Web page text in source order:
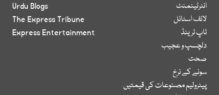
انٹرٹینمنٹ
لائف اسٹائل
ٹاپ ٹرینڈ
دلچسپ و عجیب
صحت
سونے کے نرخ
پیٹرولیم مصنوعات کی قیمتیں
Urdu Blogs
The Express Tribune
Express Entertainment